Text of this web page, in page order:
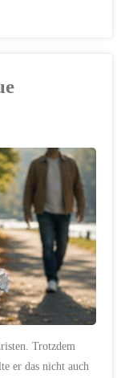
Trotzdem
er das nicht auch